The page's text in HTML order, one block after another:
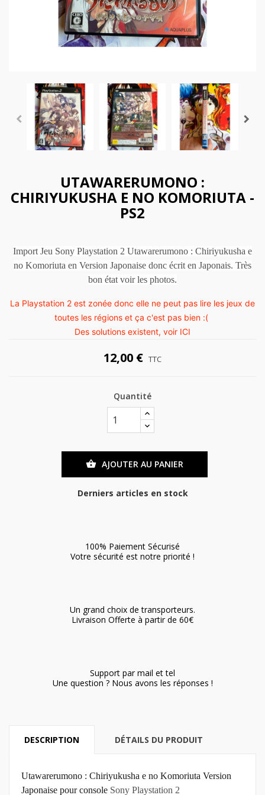
UTAWARERUMONO :
CHIRIYUKUSHA E NO KOMORIUTA -
PS2
Import Jeu Sony Playstation 2 Utawarerumono : Chiriyukusha e
no Komoriuta en Version Japonaise donc écrit en Japonais. Très
bon état voir les photos.
La Playstation 2 est zonée donc elle ne peut pas lire les jeux de
toutes les régions et ça c'est pas bien :(
Des solutions existent, voir ICI
12,00 € TTC
Quantité
 AJOUTER AU PANIER
Derniers articles en stock
100% Paiement Sécurisé
Votre sécurité est notre priorité !
Un grand choix de transporteurs.
Livraison Offerte à partir de 60€
Support par mail et tel
Une question ? Nous avons les réponses !
DESCRIPTION DÉTAILS DU PRODUIT
Utawarerumono : Chiriyukusha e no Komoriuta Version
Japonaise pour console Sony Playstation 2